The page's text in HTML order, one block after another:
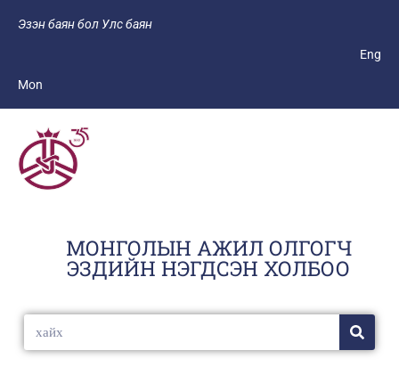
Эзэн баян бол Улс баян
Eng
Mon
МОНГОЛЫН АЖИЛ ОЛГОГЧ
ЭЗДИЙН НЭГДСЭН ХОЛБОО